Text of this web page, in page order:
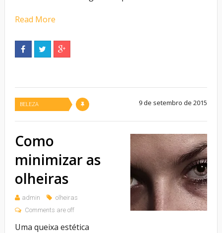
Read More
BELEZA 9 de setembro de 2015
Como
minimizar as
olheiras
admin
olheiras
Comments are off
Uma queixa estética